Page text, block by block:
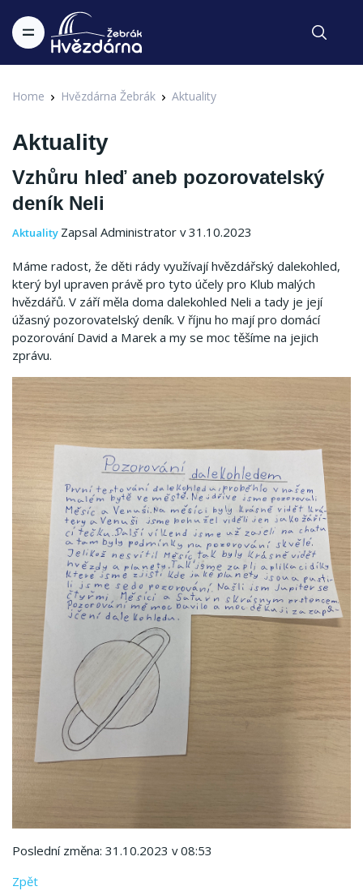
Home Hvězdárna Žebrák Aktuality
Aktuality
Vzhůru hleď aneb pozorovatelský
deník Neli
Aktuality Zapsal Administrator v 31.10.2023
Máme radost, že děti rády využívají hvězdářský dalekohled,
který byl upraven právě pro tyto účely pro Klub malých
hvězdářů. V září měla doma dalekohled Neli a tady je její
úžasný pozorovatelský deník. V říjnu ho mají pro domácí
pozorování David a Marek a my se moc těšíme na jejich
zprávu.
Poslední změna: 31.10.2023 v 08:53
Zpět